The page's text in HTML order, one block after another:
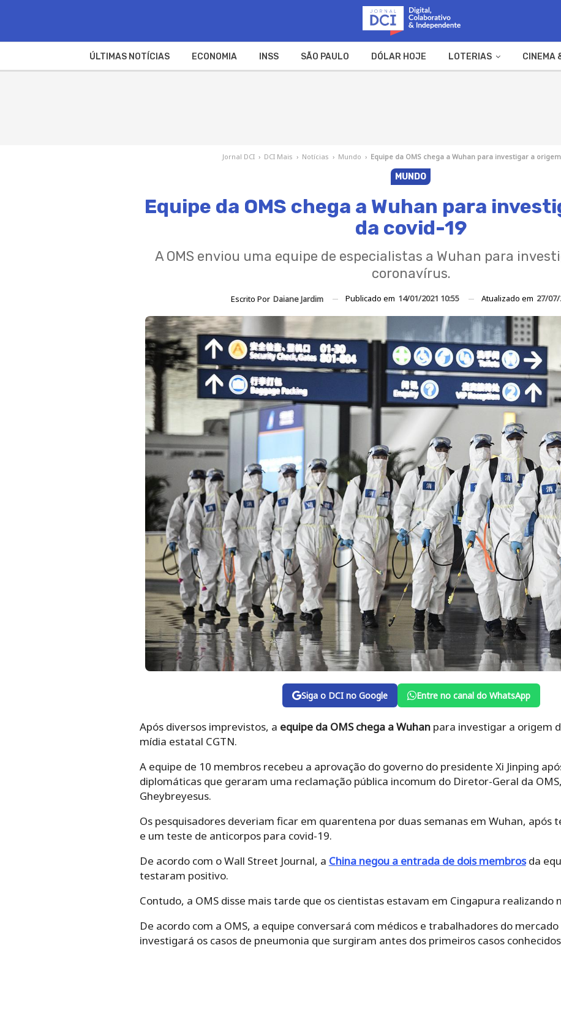
ÚLTIMAS NOTÍCIAS ECONOMIA INSS SÃO PAULO DÓLAR HOJE LOTERIAS CINEMA
Jornal DCI › DCI Mais › Notícias › Mundo › Equipe da OMS chega a Wuhan para investigar a
MUNDO
Equipe da OMS chega a Wuhan para
da covid-19
A OMS enviou uma equipe de especialistas a Wuhan para
coronavírus.
Escrito Por Daiane Jardim Publicado em 14/01/2021 10:55 Atualizado em 27/
Siga o DCI no Google Entre no canal do WhatsApp
Após diversos imprevistos, a equipe da OMS chega a Wuhanpara investigar a origem
mídia estatal CGTN.
A equipe de 10 membros recebeu a aprovação do governo do presidente Xi Jinping
diplomáticas que geraram uma reclamação pública incomum do Diretor-Geral da
Gheybreyesus.
Os pesquisadores deveriam ficar em quarentena por duas semanas em Wuhan, após
e um teste de anticorpos para covid-19.
De acordo com o Wall Street Journal, a China negou a entrada de dois membrosda
testaram positivo.
Contudo, a OMS disse mais tarde que os cientistas estavam em Cingapura realizando
De acordo com a OMS, a equipe conversará com médicos e trabalhadores do
investigará os casos de pneumonia que surgiram antes dos primeiros casos